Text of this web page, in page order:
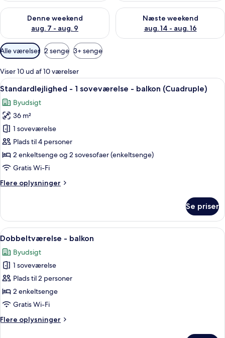
Denne weekend
aug. 7 - aug. 9
Tjek tilgængelighed for denne weekend aug. 7 - aug. 9
Næste weekend
aug. 14 - aug. 16
Tjek tilgængelighed for næste
Tilgængelige
filtre
for
værelser
Alle værelser 2 senge 3+ senge
Viser 10 ud af 10 værelser
Indlæs
alle
billeder
af
Standardlejlighed
-
1
soveværelse
balkon
Et hotelværelse med en stor seng,
6
Standardlejlighed - 1 soveværelse - balkon (Cuadruple)
Byudsigt
36 m²
1 soveværelse
Plads til 4 personer
2 enkeltsenge og 2 sovesofaer (enkeltsenge)
Gratis Wi-Fi
Flere oplysninger
Flere
-
soveværelse
balkon
(Cuadruple)
Se priser
Indlæs
alle
billeder
af
Dobbeltværelse
-
balkon
Et hotelværelse med en stor seng,
4
Dobbeltværelse - balkon
Byudsigt
1 soveværelse
Plads til 2 personer
2 enkeltsenge
Gratis Wi-Fi
Flere oplysninger
Flere